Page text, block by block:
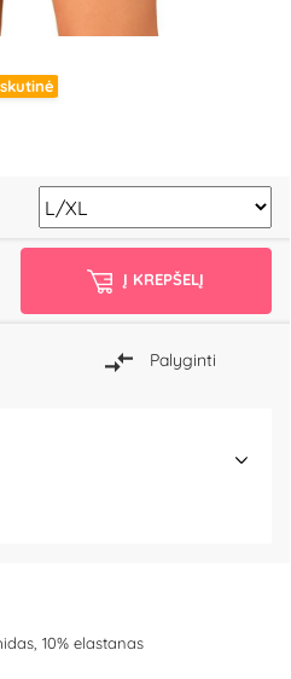
10% elastanas
Į KREPŠELĮ
Palyginti